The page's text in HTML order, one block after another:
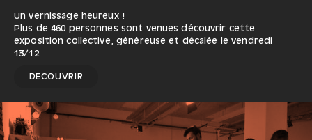
Un vernissage heureux !
Plus de 460 personnes sont venues découvrir cette
exposition collective, généreuse et décalée le vendredi
13/12.
DÉCOUVRIR